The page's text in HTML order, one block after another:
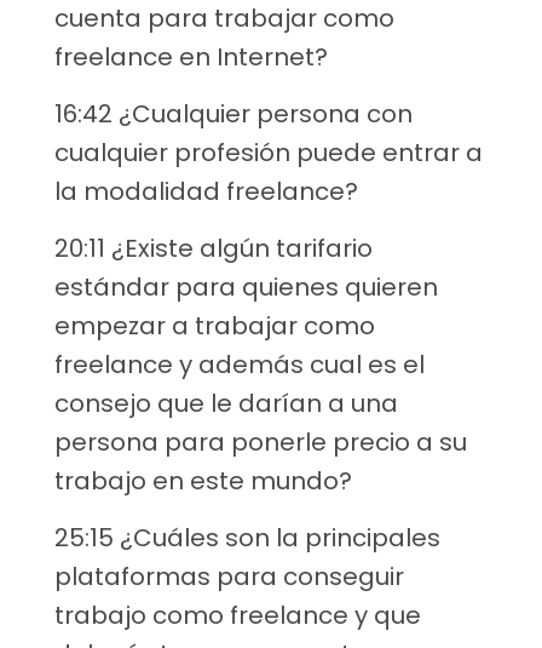
cuenta para trabajar como
freelance en Internet?
16:42 ¿Cualquier persona con
cualquier profesión puede entrar a
la modalidad freelance?
20:11 ¿Existe algún tarifario
estándar para quienes quieren
empezar a trabajar como
freelance y además cual es el
consejo que le darían a una
persona para ponerle precio a su
trabajo en este mundo?
25:15 ¿Cuáles son la principales
plataformas para conseguir
trabajo como freelance y que